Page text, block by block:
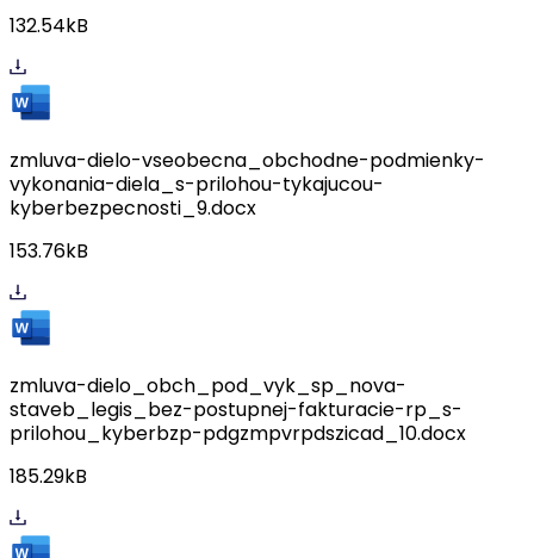
132.54kB
zmluva-dielo-vseobecna_obchodne-podmienky-
vykonania-diela_s-prilohou-tykajucou-
kyberbezpecnosti_9.docx
153.76kB
zmluva-dielo_obch_pod_vyk_sp_nova-
staveb_legis_bez-postupnej-fakturacie-rp_s-
prilohou_kyberbzp-pdgzmpvrpdszicad_10.docx
185.29kB